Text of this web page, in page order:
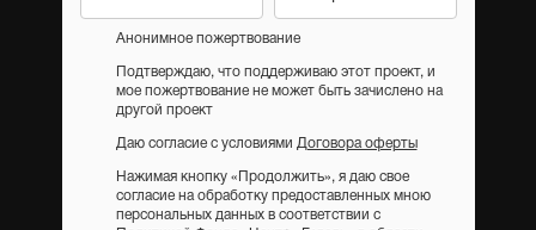
Анонимное пожертвование
Подтверждаю, что поддерживаю этот проект, и
мое пожертвование не может быть зачислено на
другой проект
Даю согласие с условиями Договора оферты
Нажимая кнопку «Продолжить», я даю свое
согласие на обработку предоставленных мною
персональных данных в соответствии с